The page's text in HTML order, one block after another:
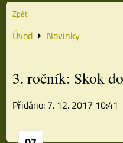
Zpět
Úvod
Novinky
3. ročník: Skok
Přidáno: 7. 12. 2017 10:41